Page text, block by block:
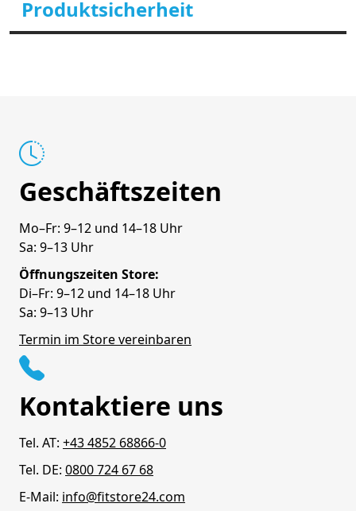
Produktsicherheit
Geschäftszeiten
Mo–Fr: 9–12 und 14–18 Uhr
Sa: 9–13 Uhr
Öffnungszeiten Store:
Di–Fr: 9–12 und 14–18 Uhr
Sa: 9–13 Uhr
Termin im Store vereinbaren
Kontaktiere uns
Tel. AT: +43 4852 68866-0
Tel. DE: 0800 724 67 68
E-Mail: info@fitstore24.com